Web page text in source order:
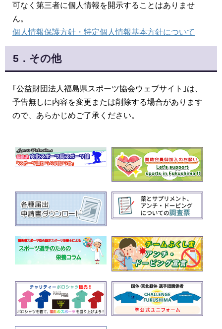
可なく第三者に個人情報を開示することはありませ
ん。
個人情報保護方針・特定個人情報基本方針について
5．その他
｢公益財団法人福島県スポーツ協会ウェブサイト｣は、
予告無しに内容を変更または削除する場合があります
ので、あらかじめご了承ください。